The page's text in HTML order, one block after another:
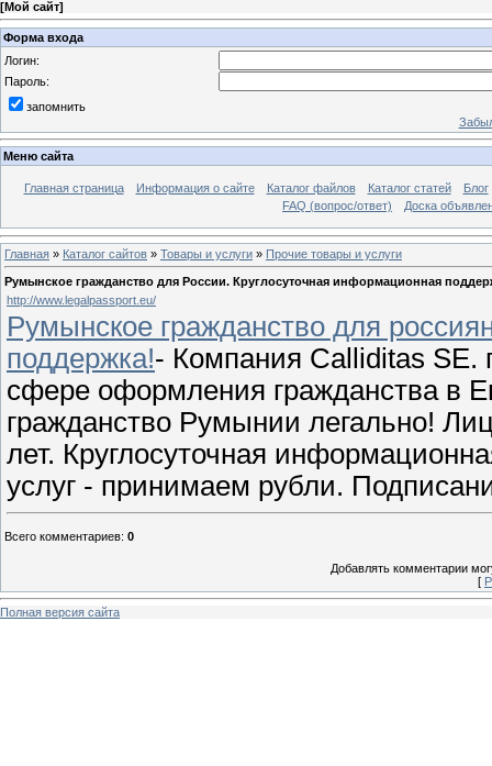
[Мой сайт]
Форма входа
Логин:
Пароль:
запомнить
Меню сайта
Главная страница Информация о сайте Каталог файлов Каталог статей
Блог
FAQ (вопрос/ответ)
Доска
Главная » Каталог сайтов » Товары и услуги » Прочие товары и услуги
Румынское гражданство для России. Круглосуточная информационная
http://www.legalpassport.eu/
Румынское гражданство для
поддержка!- Компания Calliditas SE.
сфере оформления гражданства в
гражданство Румынии легально!
лет. Круглосуточная
услуг - принимаем рубли.
Всего комментариев: 0
Добавлять комментарии
[
Полная версия сайта